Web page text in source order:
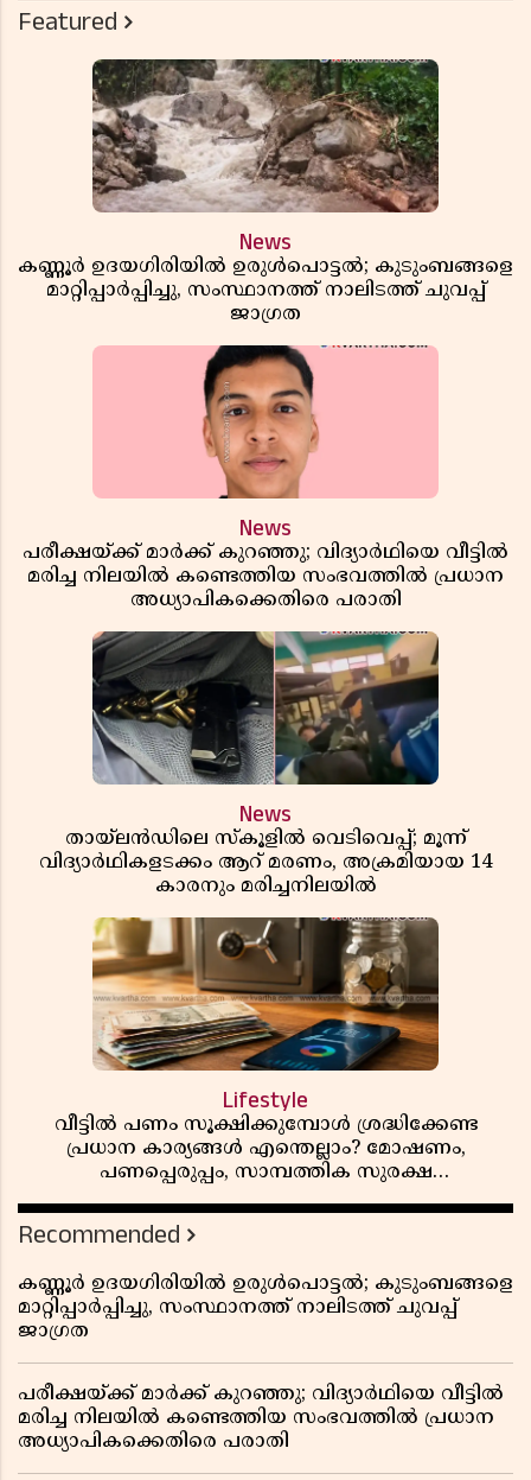
Featured
News
കണ്ണൂർ ഉദയഗിരിയിൽ ഉരുൾപൊട്ടൽ; കുടുംബങ്ങളെ
മാറ്റിപ്പാർപ്പിച്ചു, സംസ്ഥാനത്ത് നാലിടത്ത് ചുവപ്പ്
ജാഗ്രത
News
പരീക്ഷയ്ക്ക് മാർക്ക് കുറഞ്ഞു; വിദ്യാർഥിയെ വീട്ടിൽ
മരിച്ച നിലയിൽ കണ്ടെത്തിയ സംഭവത്തിൽ പ്രധാന
അധ്യാപികക്കെതിരെ പരാതി
News
തായ്‌ലൻഡിലെ സ്‌കൂളിൽ വെടിവെപ്പ്; മൂന്ന്
വിദ്യാർഥികളടക്കം ആറ് മരണം, അക്രമിയായ 14
കാരനും മരിച്ചനിലയിൽ
Lifestyle
വീട്ടിൽ പണം സൂക്ഷിക്കുമ്പോൾ ശ്രദ്ധിക്കേണ്ട
പ്രധാന കാര്യങ്ങൾ എന്തെല്ലാം? മോഷണം,
പണപ്പെരുപ്പം, സാമ്പത്തിക സുരക്ഷ
Recommended
കണ്ണൂർ ഉദയഗിരിയിൽ ഉരുൾപൊട്ടൽ; കുടുംബങ്ങളെ
മാറ്റിപ്പാർപ്പിച്ചു, സംസ്ഥാനത്ത് നാലിടത്ത് ചുവപ്പ്
ജാഗ്രത
പരീക്ഷയ്ക്ക് മാർക്ക് കുറഞ്ഞു; വിദ്യാർഥിയെ വീട്ടിൽ
മരിച്ച നിലയിൽ കണ്ടെത്തിയ സംഭവത്തിൽ പ്രധാന
അധ്യാപികക്കെതിരെ പരാതി